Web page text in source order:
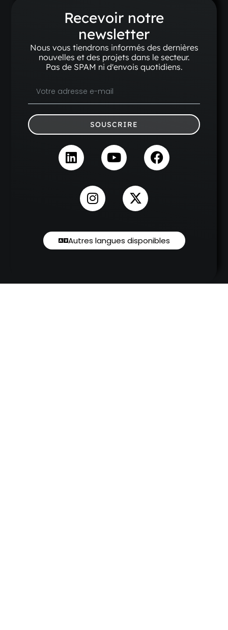
Recevoir notre
newsletter
Nous vous tiendrons informés des dernières
nouvelles et des projets dans le secteur.
Pas de SPAM ni d'envois quotidiens.
SOUSCRIRE
Autres langues disponibles